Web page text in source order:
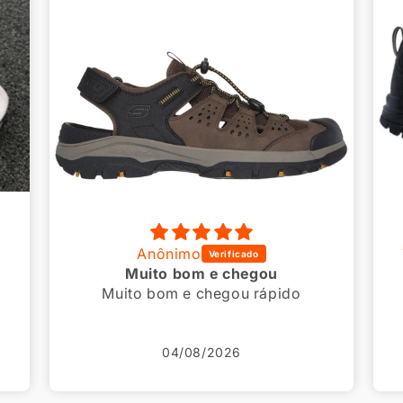
Taiane Caren Carvalho Chaves
Ótima qualidade e entrega!
Ótima qualidade e entrega!
Voltarei a comprar mais vezes.
23/07/2026